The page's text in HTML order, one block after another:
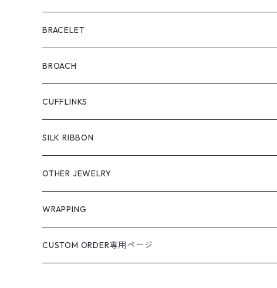
BRACELET
BROACH
CUFFLINKS
SILK RIBBON
OTHER JEWELRY
WRAPPING
CUSTOM ORDER専用ページ